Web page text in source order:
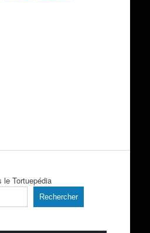
le Tortuepédia
Rechercher